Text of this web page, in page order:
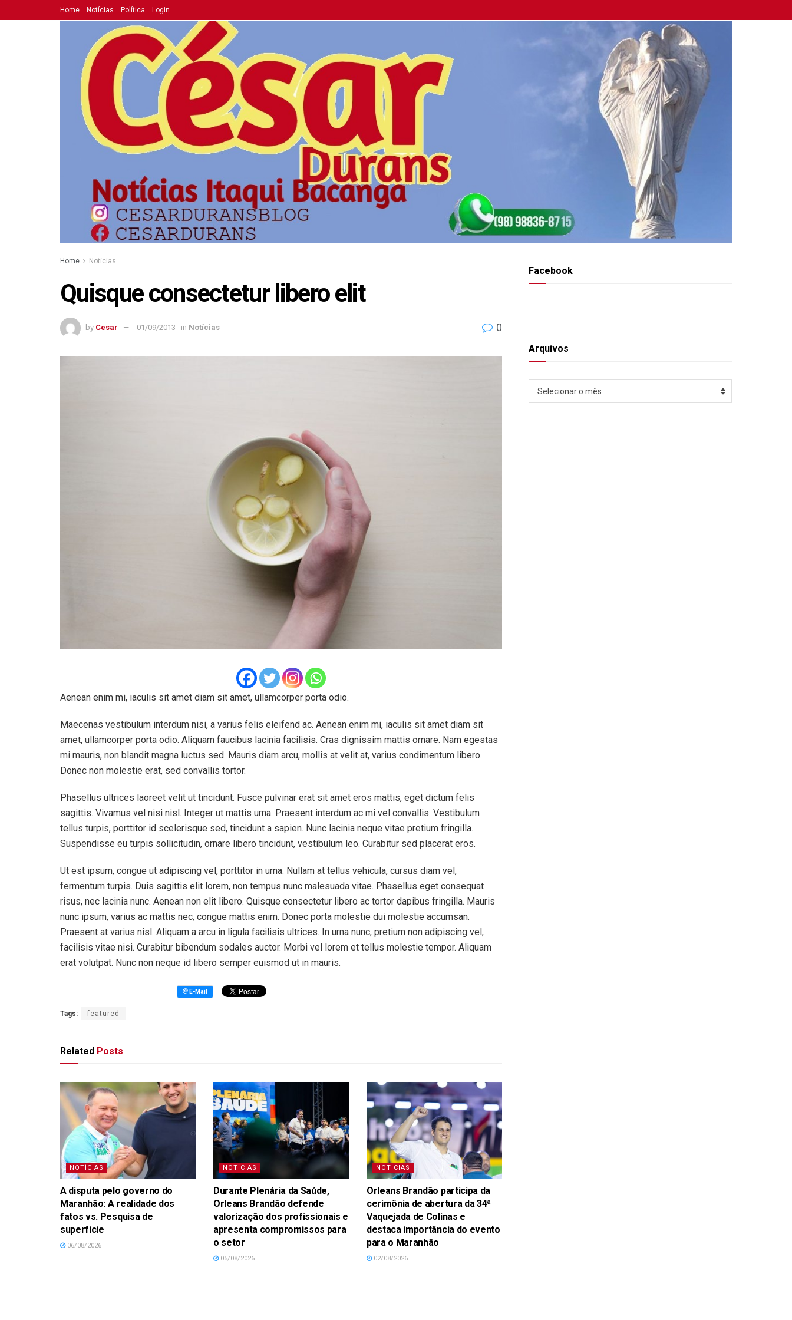
Home Notícias Política Login
Home Notícias
Quisque consectetur libero elit
by Cesar 01/09/2013 in Notícias 0
Aenean enim mi, iaculis sit amet diam sit amet, ullamcorper porta odio.
Maecenas vestibulum interdum nisi, a varius felis eleifend ac. Aenean enim mi, iaculis sit amet diam sit
amet, ullamcorper porta odio. Aliquam faucibus lacinia facilisis. Cras dignissim mattis ornare. Nam egestas
mi mauris, non blandit magna luctus sed. Mauris diam arcu, mollis at velit at, varius condimentum libero.
Donec non molestie erat, sed convallis tortor.
Phasellus ultrices laoreet velit ut tincidunt. Fusce pulvinar erat sit amet eros mattis, eget dictum felis
sagittis. Vivamus vel nisi nisl. Integer ut mattis urna. Praesent interdum ac mi vel convallis. Vestibulum
tellus turpis, porttitor id scelerisque sed, tincidunt a sapien. Nunc lacinia neque vitae pretium fringilla.
Suspendisse eu turpis sollicitudin, ornare libero tincidunt, vestibulum leo. Curabitur sed placerat eros.
Ut est ipsum, congue ut adipiscing vel, porttitor in urna. Nullam at tellus vehicula, cursus diam vel,
fermentum turpis. Duis sagittis elit lorem, non tempus nunc malesuada vitae. Phasellus eget consequat
risus, nec lacinia nunc. Aenean non elit libero. Quisque consectetur libero ac tortor dapibus fringilla. Mauris
nunc ipsum, varius ac mattis nec, congue mattis enim. Donec porta molestie dui molestie accumsan.
Praesent at varius nisl. Aliquam a arcu in ligula facilisis ultrices. In urna nunc, pretium non adipiscing vel,
facilisis vitae nisi. Curabitur bibendum sodales auctor. Morbi vel lorem et tellus molestie tempor. Aliquam
erat volutpat. Nunc non neque id libero semper euismod ut in mauris.
Tags: featured
Related Posts
NOTÍCIAS
A disputa pelo governo do
Maranhão: A realidade dos
fatos vs. Pesquisa de
superficie
06/08/2026
NOTÍCIAS
Durante Plenária da Saúde,
Orleans Brandão defende
valorização dos profissionais e
apresenta compromissos para
o setor
05/08/2026
NOTÍCIAS
Orleans Brandão participa da
cerimônia de abertura da 34ª
Vaquejada de Colinas e
destaca importância do evento
para o Maranhão
02/08/2026
Facebook
Arquivos
Arquivos
Selecionar o mês